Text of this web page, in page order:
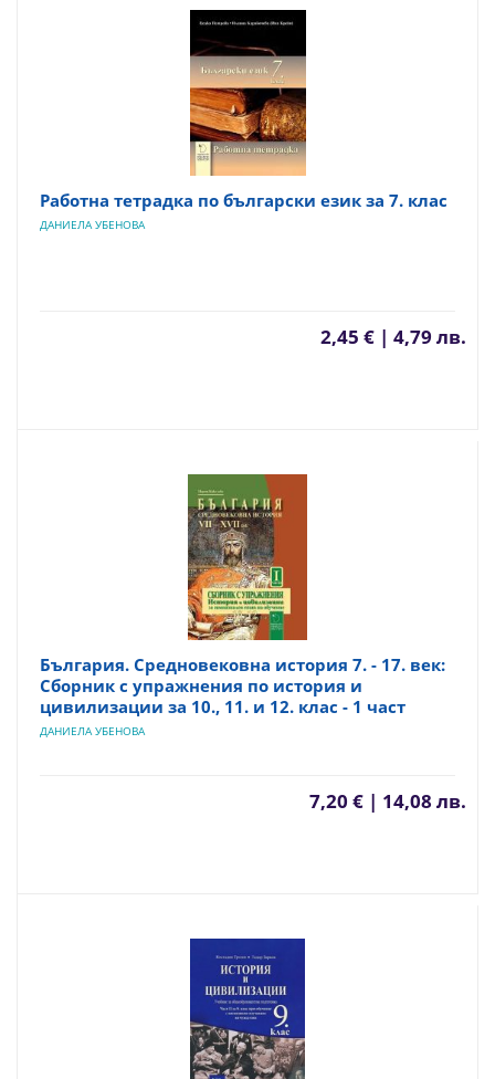
Работна тетрадка по български език за 7. клас
ДАНИЕЛА УБЕНОВА
2,45 € | 4,79 лв.
България. Средновековна история 7. - 17. век:
Сборник с упражнения по история и
цивилизации за 10., 11. и 12. клас - 1 част
ДАНИЕЛА УБЕНОВА
7,20 € | 14,08 лв.